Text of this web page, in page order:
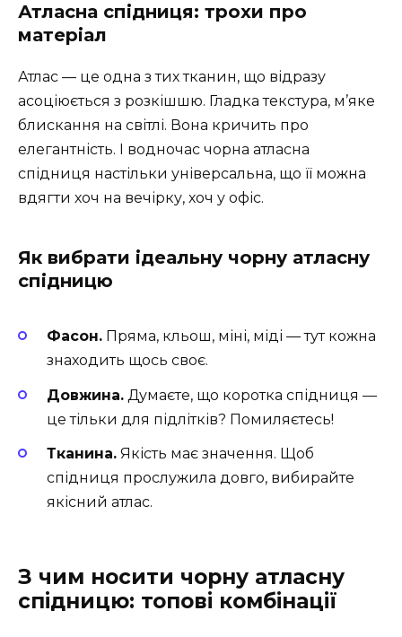
Атласна спідниця: трохи про
матеріал
Атлас — це одна з тих тканин, що відразу
асоціюється з розкішшю. Гладка текстура, м’яке
блискання на світлі. Вона кричить про
елегантність. І водночас чорна атласна
спідниця настільки універсальна, що її можна
вдягти хоч на вечірку, хоч у офіс.
Як вибрати ідеальну чорну атласну
спідницю
Фасон. Пряма, кльош, міні, міді — тут кожна
знаходить щось своє.
Довжина. Думаєте, що коротка спідниця —
це тільки для підлітків? Помиляєтесь!
Тканина. Якість має значення. Щоб
спідниця прослужила довго, вибирайте
якісний атлас.
З чим носити чорну атласну
спідницю: топові комбінації